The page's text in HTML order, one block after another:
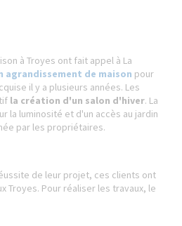
à Troyes ont fait appel à La
agrandissement de maison pour
il y a plusieurs années. Les
la création d'un salon d'hiver. La
la luminosité et d'un accès au jardin
par les propriétaires.
de leur projet, ces clients ont
Troyes. Pour réaliser les travaux, le